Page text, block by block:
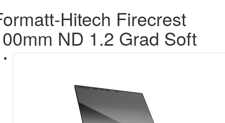
Hitech Firecrest
ND 1.2 Grad Soft